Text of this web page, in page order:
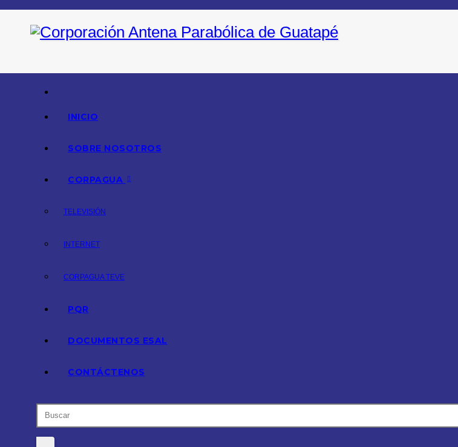
Saltar
INICIO
SOBRE NOSOTROS
CORPAGUA
TELEVISIÓN
INTERNET
CORPAGUA TEVE
PQR
DOCUMENTOS ESAL
CONTÁCTENOS